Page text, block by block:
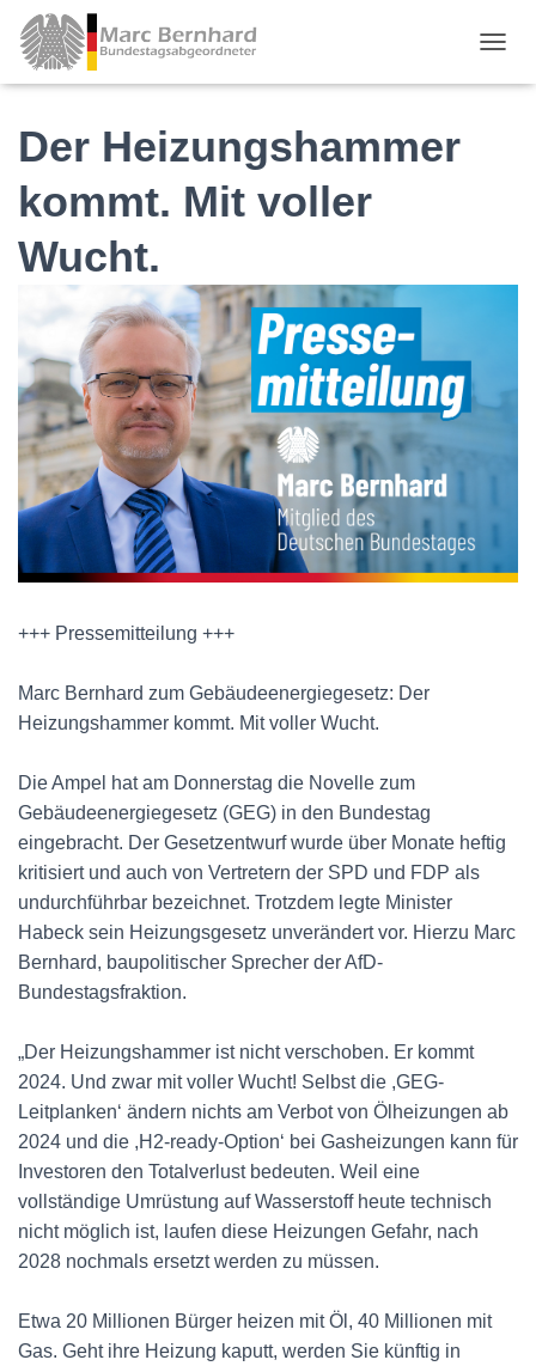
Der Heizungshammer
kommt. Mit voller
Wucht.
+++ Pressemitteilung +++
Marc Bernhard zum Gebäudeenergiegesetz: Der
Heizungshammer kommt. Mit voller Wucht.
Die Ampel hat am Donnerstag die Novelle zum
Gebäudeenergiegesetz (GEG) in den Bundestag
eingebracht. Der Gesetzentwurf wurde über Monate heftig
kritisiert und auch von Vertretern der SPD und FDP als
undurchführbar bezeichnet. Trotzdem legte Minister
Habeck sein Heizungsgesetz unverändert vor. Hierzu Marc
Bernhard, baupolitischer Sprecher der AfD-
Bundestagsfraktion.
„Der Heizungshammer ist nicht verschoben. Er kommt
2024. Und zwar mit voller Wucht! Selbst die ,GEG-
Leitplanken‘ ändern nichts am Verbot von Ölheizungen ab
2024 und die ,H2-ready-Option‘ bei Gasheizungen kann für
Investoren den Totalverlust bedeuten. Weil eine
vollständige Umrüstung auf Wasserstoff heute technisch
nicht möglich ist, laufen diese Heizungen Gefahr, nach
2028 nochmals ersetzt werden zu müssen.
Etwa 20 Millionen Bürger heizen mit Öl, 40 Millionen mit
Gas. Geht ihre Heizung kaputt, werden Sie künftig in